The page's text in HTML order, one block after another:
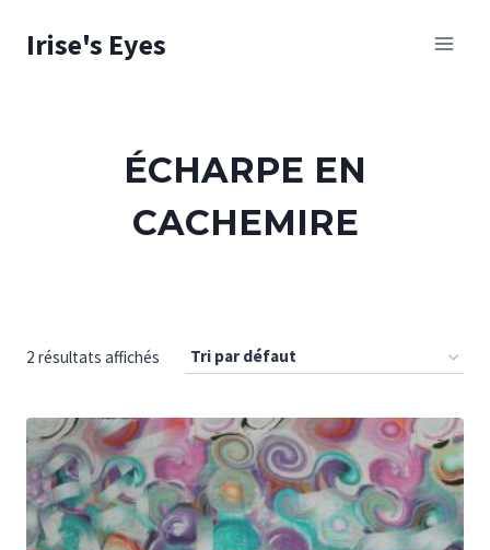
Irise's Eyes
ÉCHARPE EN
CACHEMIRE
2 résultats affichés